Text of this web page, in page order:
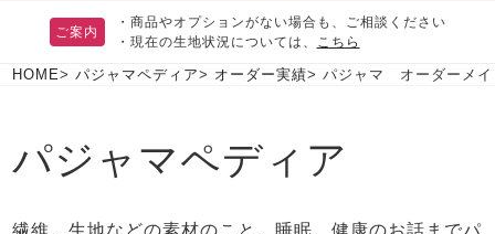
レディースパジャマ
敏感肌用
入院・介護
マタニティ
ィース
長袖
半袖
ご案内
・商品やオプションがない場合も、ご相談ください
・現在の生地状況については、
こちら
HOME パジャマペディア オーダー実績 パジャマ オーダーメイ
パジャマペディア
繊維、生地などの素材のこと。睡眠、健康のお話までパ